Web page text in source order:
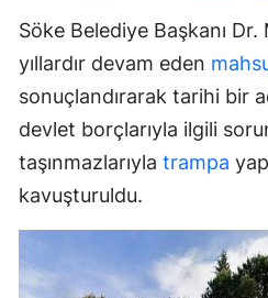
Söke Belediye Başkanı
yıllardır devam eden
sonuçlandırarak tarihi bir
devlet borçlarıyla ilgili
taşınmazlarıyla trampa
kavuşturuldu.